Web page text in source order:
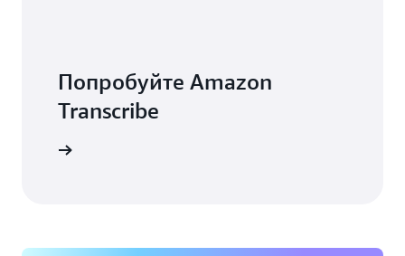
Попробуйте Amazon
Transcribe